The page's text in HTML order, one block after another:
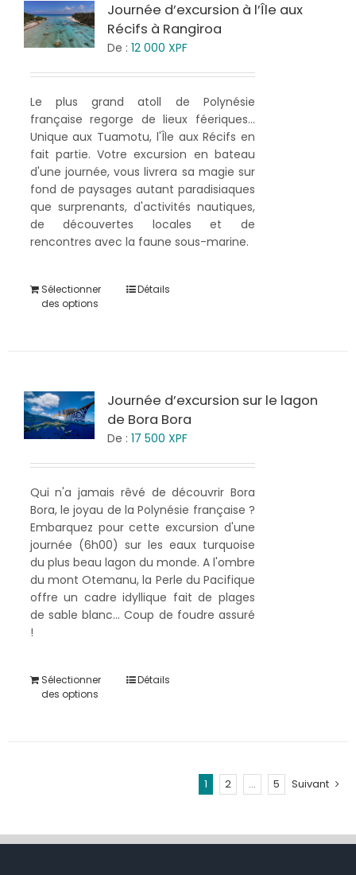
Journée d’excursion à l’Île aux
Récifs à Rangiroa
De : 12 000 XPF
Le plus grand atoll de Polynésie
française regorge de lieux féeriques...
Unique aux Tuamotu, l'Île aux Récifs en
fait partie. Votre excursion en bateau
d'une journée, vous livrera sa magie sur
fond de paysages autant paradisiaques
que surprenants, d'activités nautiques,
de découvertes locales et de
rencontres avec la faune sous-marine.
Sélectionner
des options
Détails
Journée d’excursion sur le lagon
de Bora Bora
De : 17 500 XPF
Qui n'a jamais rêvé de découvrir Bora
Bora, le joyau de la Polynésie française ?
Embarquez pour cette excursion d'une
journée (6h00) sur les eaux turquoise
du plus beau lagon du monde. A l'ombre
du mont Otemanu, la Perle du Pacifique
offre un cadre idyllique fait de plages
de sable blanc... Coup de foudre assuré
!
Sélectionner
des options
Détails
1 2 … 5 Suivant